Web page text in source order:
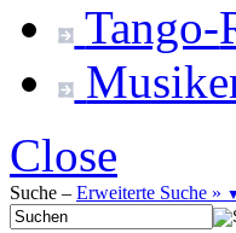
Tango-
Close
Suche – Erweiterte Suche »